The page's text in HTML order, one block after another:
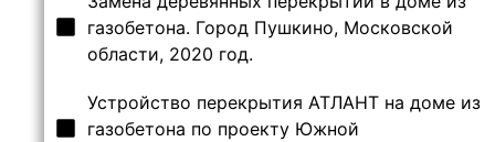
газобетона. Город Пушкино, Московской
области, 2020 год.
Устройство перекрытия АТЛАНТ на доме из
газобетона по проекту Южной